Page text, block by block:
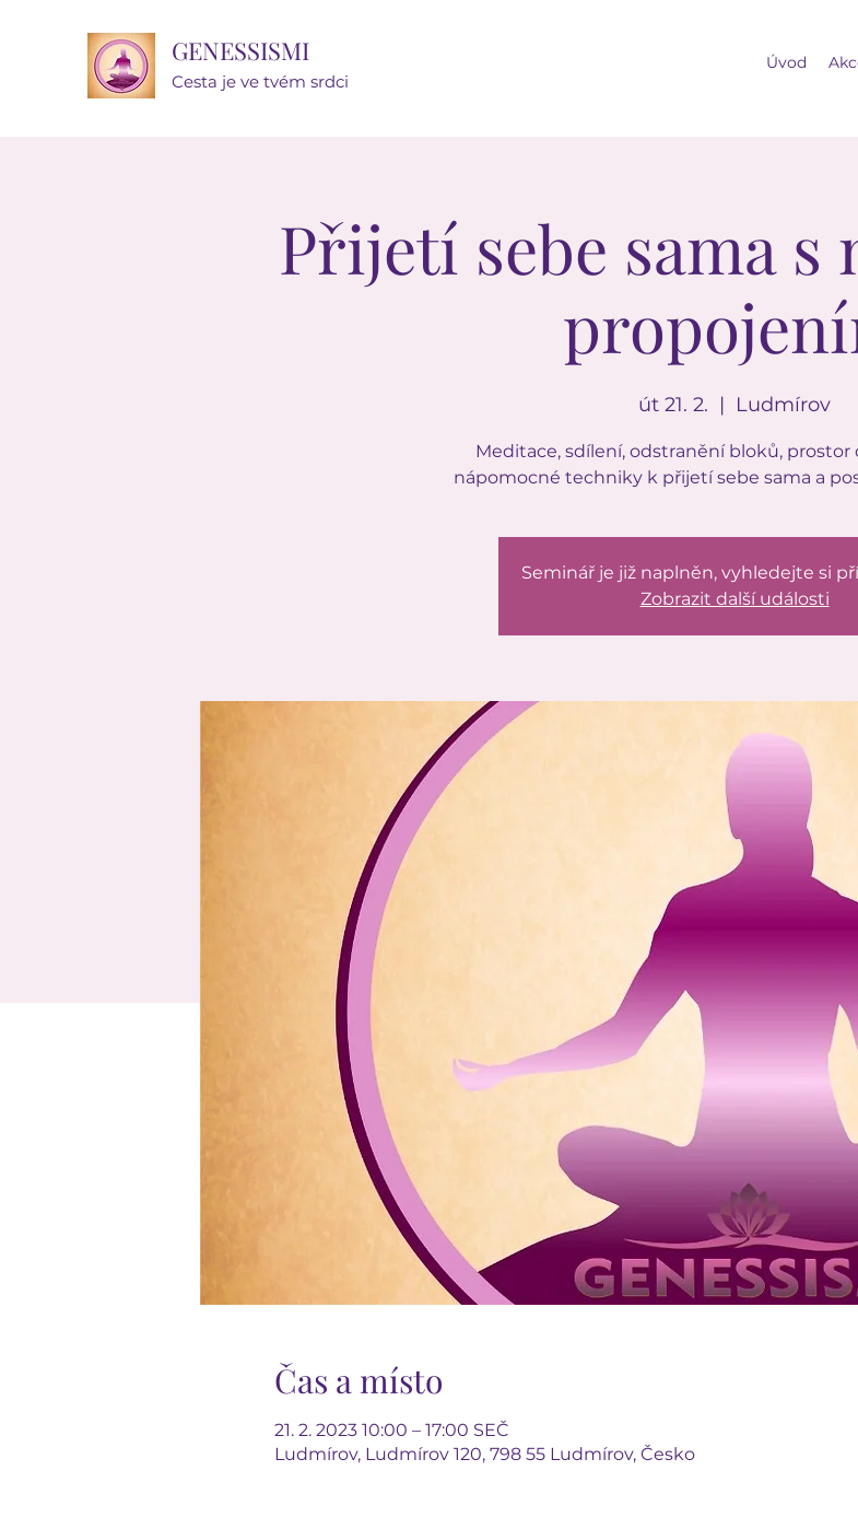
GENESSISMI
Cesta je ve tvém srdci
Úvod
Přijetí sebe sama
út 21. 2.
  |
Ludmírov
Meditace, sdílení, odstranění bloků, prostor
nápomocné techniky k přijetí sebe sama a
Seminář je již naplněn, vyhledejte si
Zobrazit další události
Čas a místo
21. 2. 2023 10:00 – 17:00 SEČ
Ludmírov, Ludmírov 120, 798 55 Ludmírov, Česko